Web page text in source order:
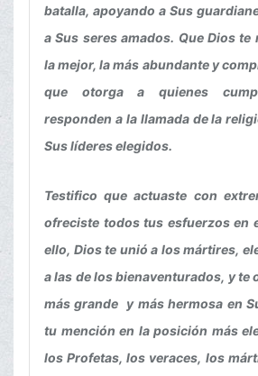
batalla, apoyando a Sus
a Sus seres amados. Que Dios te
la mejor, la más abundante y
que otorga a quienes
responden a la llamada de la
Sus líderes elegidos.
Testifico que actuaste con
ofreciste todos tus esfuerzos en
ello, Dios te unió a los mártires,
a las de los bienaventurados, y te
más grande y más hermosa en
tu mención en la posición más
los Profetas, los veraces, los